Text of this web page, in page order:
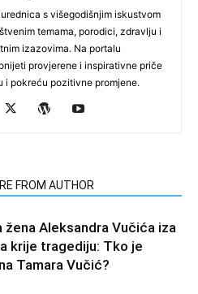
s višegodišnjim iskustvom
temama, porodici, zdravlju i
izazovima. Na portalu
provjerene i inspirativne priče
i pokreću pozitivne promjene.
FROM AUTHOR
žena Aleksandra Vučića iza
krije tragediju: Tko je
Tamara Vučić?